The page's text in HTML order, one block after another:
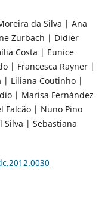
da Silva | Ana
Zurbach | Didier
Costa | Eunice
| Francesca Rayner |
| Liliana Coutinho |
| Marisa Fernández
Falcão | Nuno Pino
Silva | Sebastiana